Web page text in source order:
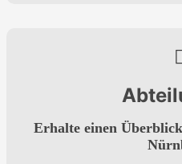
Erhalte einen